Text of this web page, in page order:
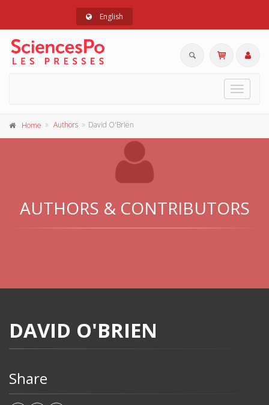
English
Toggle
Home Authors David O'Brien
AUTHORS & CONTRIBUTORS
DAVID O'BRIEN
Share